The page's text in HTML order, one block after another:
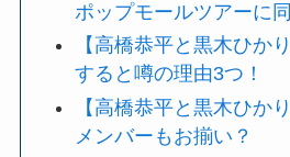
ポップモールツアーに
【高橋恭平と黒木ひか
すると噂の理由3つ！
【高橋恭平と黒木ひか
メンバーもお揃い？